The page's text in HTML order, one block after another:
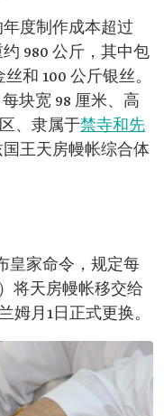
度制作成本超过
980 公斤，其中包
和 100 公斤银丝。
块宽 98 厘米、高
、隶属于禁寺和先
王天房幔帐综合体
皇家命令，规定每
将天房幔帐移交给
姆月1日正式更换。